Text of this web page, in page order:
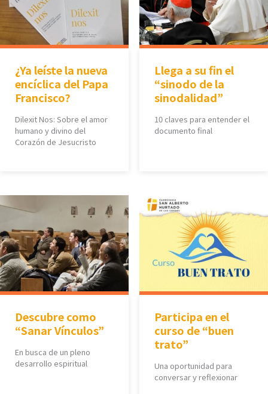
¿Ya leíste la nueva
encíclica del Papa
Francisco?
Dilexit Nos: Sobre el amor
humano y divino del
Corazón de Jesucristo
Llega a su fin el
“sinodo de la
sinodalidad”
10 claves para entender el
documento final
Descubre como
“Sanar Vínculos”
En busca de un pleno
desarrollo espiritual
Participa en el
curso de “buen
trato”
Una oportunidad para
conversar y reflexionar